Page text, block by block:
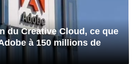
du Creative Cloud, ce que
à 150 millions de